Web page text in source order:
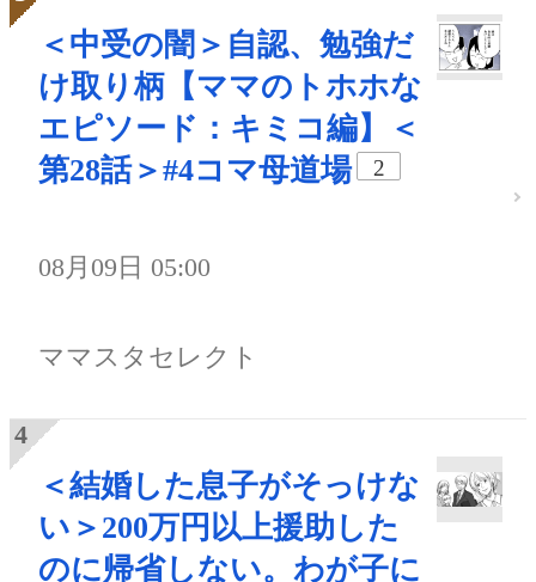
＜中受の闇＞自認、勉強だ
け取り柄【ママのトホホな
エピソード：キミコ編】＜
第28話＞#4コマ母道場
2
08月09日 05:00
ママスタセレクト
＜結婚した息子がそっけな
い＞200万円以上援助した
のに帰省しない。わが子に